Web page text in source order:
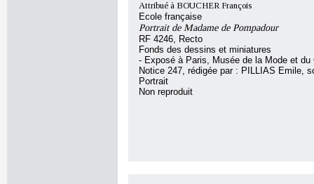
Attribué à BOUCHER François
Ecole française
Portrait de Madame de Pompadour
RF 4246, Recto
Fonds des dessins et miniatures
- Exposé à Paris, Musée de la Mode et du
Notice 247, rédigée par : PILLIAS Emile,
Portrait
Non reproduit